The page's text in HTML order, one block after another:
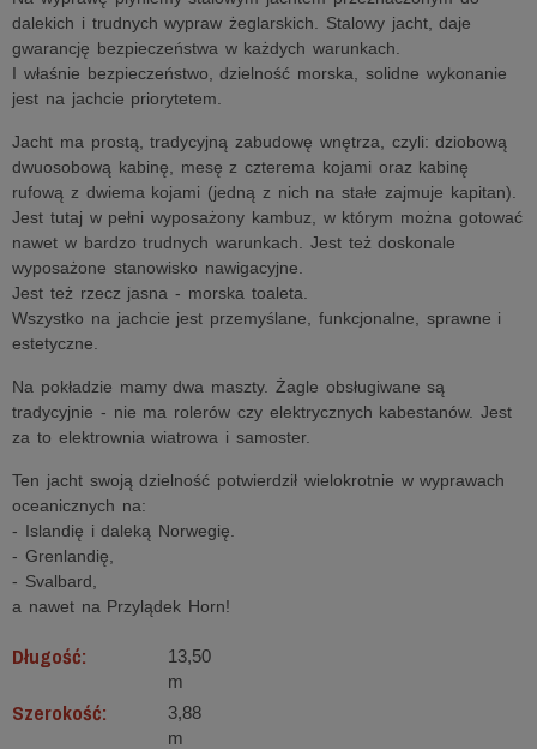
dalekich i trudnych wypraw żeglarskich. Stalowy jacht, daje
gwarancję bezpieczeństwa w każdych warunkach.
I właśnie bezpieczeństwo, dzielność morska, solidne wykonanie
jest na jachcie priorytetem.
Jacht ma prostą, tradycyjną zabudowę wnętrza, czyli: dziobową
dwuosobową kabinę, mesę z czterema kojami oraz kabinę
rufową z dwiema kojami (jedną z nich na stałe zajmuje kapitan).
Jest tutaj w pełni wyposażony kambuz, w którym można gotować
nawet w bardzo trudnych warunkach. Jest też doskonale
wyposażone stanowisko nawigacyjne.
Jest też rzecz jasna - morska toaleta.
Wszystko na jachcie jest przemyślane, funkcjonalne, sprawne i
estetyczne.
Na pokładzie mamy dwa maszty. Żagle obsługiwane są
tradycyjnie - nie ma rolerów czy elektrycznych kabestanów. Jest
za to elektrownia wiatrowa i samoster.
Ten jacht swoją dzielność potwierdził wielokrotnie w wyprawach
oceanicznych na:
- Islandię i daleką Norwegię.
- Grenlandię,
- Svalbard,
a nawet na Przylądek Horn!
Długość:
13,50
m
Szerokość:
3,88
m